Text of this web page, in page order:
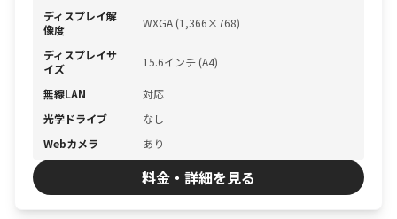
ディスプレイ解
像度
WXGA (1,366×768)
ディスプレイサ
イズ
15.6インチ (A4)
無線LAN
対応
光学ドライブ
なし
Webカメラ
あり
料金・詳細を見る